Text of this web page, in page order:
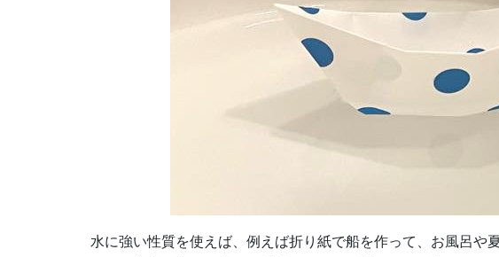
水に強い性質を使えば、例えば折り紙で船を作って、お風呂や